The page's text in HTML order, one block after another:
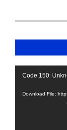
Video
Code 150:
Download File: